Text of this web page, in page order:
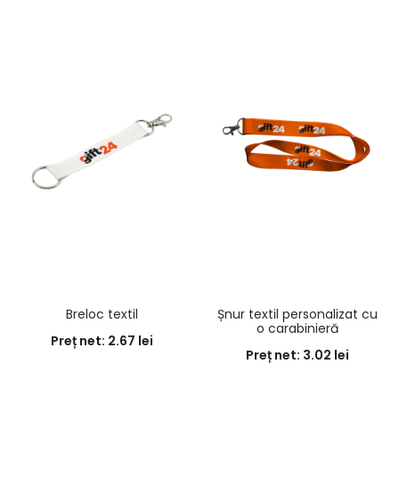
Breloc textil
Preț net: 2.67 lei
Șnur textil personalizat cu
o carabinieră
Preț net: 3.02 lei